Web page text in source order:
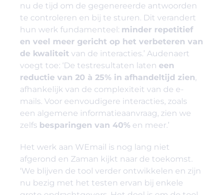
nu de tijd om de gegenereerde antwoorden
te controleren en bij te sturen. Dit verandert
hun werk fundamenteel: minder repetitief
en veel meer gericht op het verbeteren van
de kwaliteit van de interacties.’ Audenaert
voegt toe: ‘De testresultaten laten een
reductie van 20 à 25% in afhandeltijd zien,
afhankelijk van de complexiteit van de e-
mails. Voor eenvoudigere interacties, zoals
een algemene informatieaanvraag, zien we
zelfs besparingen van 40% en meer.’
Het werk aan WEmail is nog lang niet
afgerond en Zaman kijkt naar de toekomst.
‘We blijven de tool verder ontwikkelen en zijn
nu bezig met het testen ervan bij enkele